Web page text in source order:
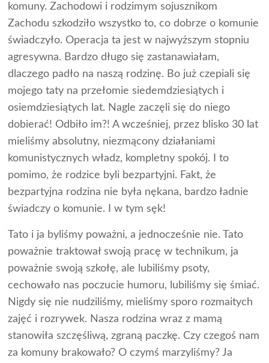
komuny. Zachodowi i rodzimym sojusznikom
Zachodu szkodziło wszystko to, co dobrze o komunie
świadczyło. Operacja ta jest w najwyższym stopniu
agresywna. Bardzo długo się zastanawiałam,
dlaczego padło na naszą rodzinę. Bo już czepiali się
mojego taty na przełomie siedemdziesiątych i
osiemdziesiątych lat. Nagle zaczęli się do niego
dobierać! Odbiło im?! A wcześniej, przez blisko 30 lat
mieliśmy absolutny, niezmącony działaniami
komunistycznych władz, kompletny spokój. I to
pomimo, że rodzice byli bezpartyjni. Fakt, że
bezpartyjna rodzina nie była nękana, bardzo ładnie
świadczy o komunie. I w tym sęk!
Tato i ja byliśmy poważni, a jednocześnie nie. Tato
poważnie traktował swoją pracę w technikum, ja
poważnie swoją szkołę, ale lubiliśmy psoty,
cechowało nas poczucie humoru, lubiliśmy się śmiać.
Nigdy się nie nudziliśmy, mieliśmy sporo rozmaitych
zajęć i rozrywek. Nasza rodzina wraz z mamą
stanowiła szczęśliwą, zgraną paczkę. Czy czegoś nam
za komuny brakowało? O czymś marzyliśmy? Ja